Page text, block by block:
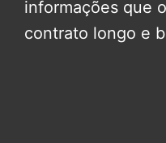
informações que
contrato longo e